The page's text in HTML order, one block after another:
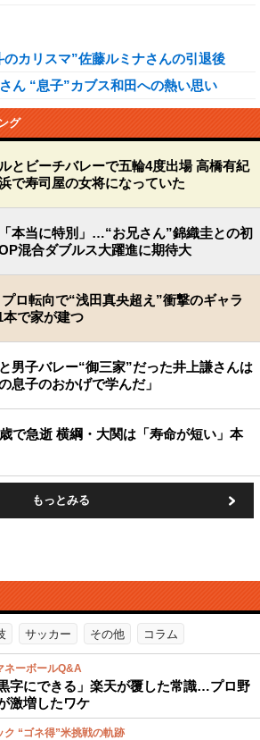
のカリスマ”佐藤ルミナさんの引退後
ん “息子”カブス和田への熱い思い
グ
とビーチバレーで五輪4度出場 高橋有紀
で寿司屋の女将になっていた
本当に特別」…“お兄さん”錦織圭との初
混合ダブルス大躍進に期待大
ロ転向で“浅田真央超え”衝撃のギャラ
で家が建つ
男子バレー“御三家”だった井上謙さんは
息子のおかげで学んだ」
で急逝 横綱・大関は「寿命が短い」本
もっとみる
サッカー その他 コラム
ネーボールQ&A
字にできる」楽天が覆した常識…プロ野
激増したワケ
ク “ゴネ得”米挑戦の軌跡